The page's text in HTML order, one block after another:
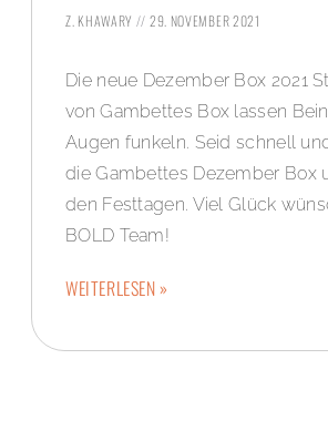
Z. KHAWARY 29. NOVEMBER 2021
Die neue Dezember Box 2021
von Gambettes Box lassen
Augen funkeln. Seid schnell
die Gambettes Dezember Box
den Festtagen. Viel Glück
BOLD Team!
WEITERLESEN »